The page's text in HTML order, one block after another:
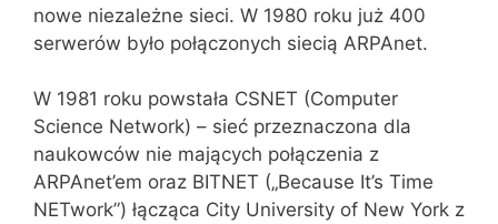
nowe niezależne sieci. W 1980 roku już 400
serwerów było połączonych siecią ARPAnet.
W 1981 roku powstała CSNET (Computer
Science Network) – sieć przeznaczona dla
naukowców nie mających połączenia z
ARPAnet’em oraz BITNET („Because It’s Time
NETwork”) łącząca City University of New York z